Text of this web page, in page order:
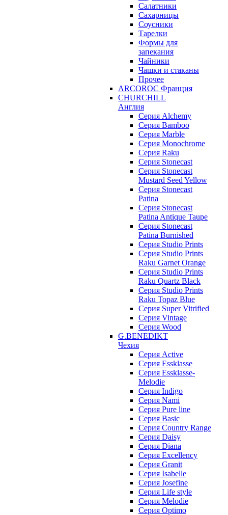
Салатники
Сахарницы
Соусники
Тарелки
Формы для
запекания
Чайники
Чашки и стаканы
Прочее
ARCOROC Франция
CHURCHILL
Англия
Серия Alchemy
Серия Bamboo
Серия Marble
Серия Monochrome
Серия Raku
Серия Stonecast
Серия Stonecast
Mustard Seed Yellow
Серия Stonecast
Patina
Серия Stonecast
Patina Antique Taupe
Серия Stonecast
Patina Burnished
Серия Studio Prints
Серия Studio Prints
Raku Garnet Orange
Серия Studio Prints
Raku Quartz Black
Серия Studio Prints
Raku Topaz Blue
Серия Super Vitrified
Серия Vintage
Серия Wood
G.BENEDIKT
Чехия
Cерия Active
Cерия Essklasse
Cерия Essklasse-
Melodie
Cерия Indigo
Cерия Nami
Cерия Pure line
Серия Basic
Серия Country Range
Серия Daisy
Серия Diana
Серия Excellency
Серия Granit
Серия Isabelle
Серия Josefine
Серия Life style
Серия Melodie
Серия Optimo